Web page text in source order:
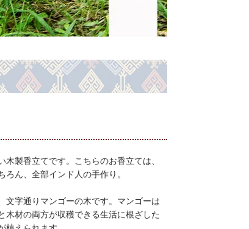
製香立てです。こちらのお香立ては、
ん、全部インド人の手作り。
文字通りマンゴーの木です。マンゴーは
木材の両方が収穫できる生活に根ざした